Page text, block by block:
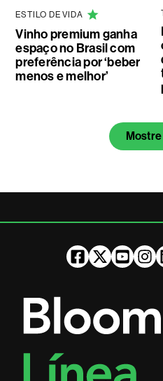
ESTILO DE VIDA
Vinho premium ganha
espaço no Brasil com
preferência por ‘beber
menos e melhor’